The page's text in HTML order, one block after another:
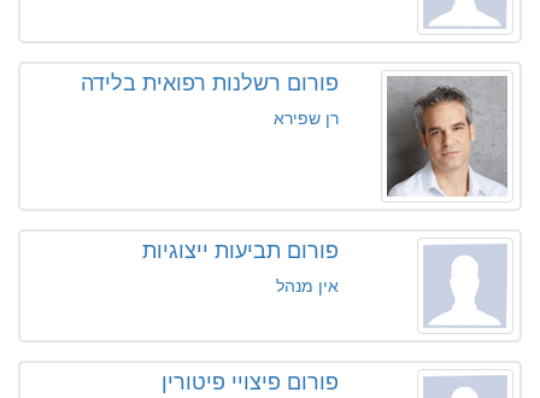
פורום רשלנות רפואית בלידה
רן שפירא
פורום תביעות ייצוגיות
אין מנהל
פורום פיצויי פיטורין